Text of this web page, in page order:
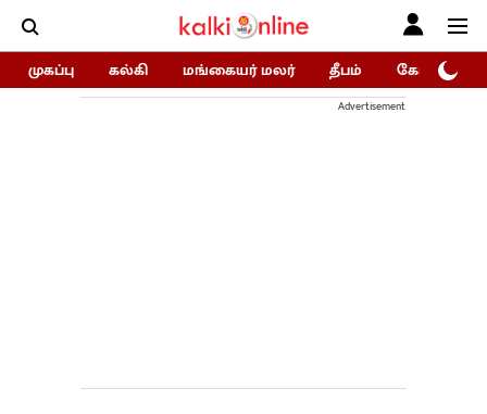
முகப்பு கல்கி மங்கையர் மலர் தீபம் கோகுலம்/
Advertisement